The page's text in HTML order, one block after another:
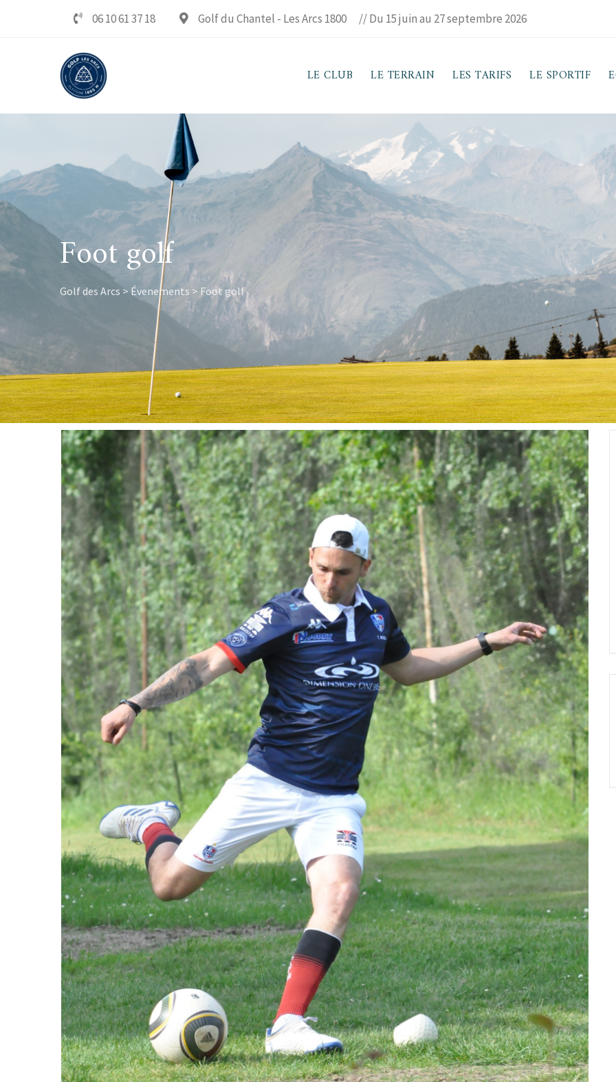
06 10 61 37 18‬ Golf du Chantel - Les Arcs 1800 // Du 15 juin au 27 septembre 2026
LE CLUB LE TERRAIN LES TARIFS LE SPORTIF
Foot golf
Golf des Arcs > Évenements > Foot golf